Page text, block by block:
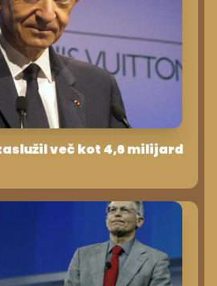
več kot 4,6 milijard